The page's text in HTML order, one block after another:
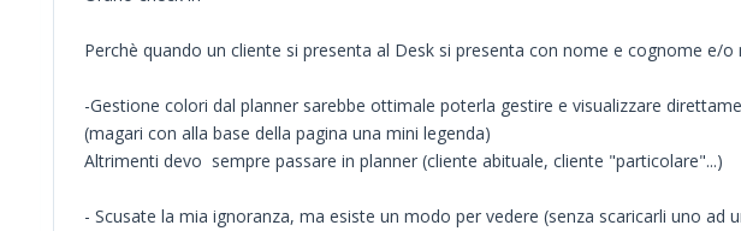
Perchè quando un cliente si presenta al Desk si presenta con nome e cognome e/
-Gestione colori dal planner sarebbe ottimale poterla gestire e visualizzare
(magari con alla base della pagina una mini legenda)
Altrimenti devo sempre passare in planner (cliente abituale, cliente "particolare"...)
- Scusate la mia ignoranza, ma esiste un modo per vedere (senza scaricarli uno ad